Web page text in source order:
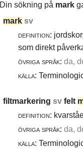
Din sökning på mark
mark sv
definition:
som direkt
övriga språk: da,
källa:
filtmarkering sv felt
definition:
övriga språk: da,
källa: